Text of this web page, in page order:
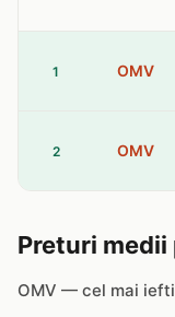
1 OMV
2 OMV
Preturi medii
OMV — cel mai